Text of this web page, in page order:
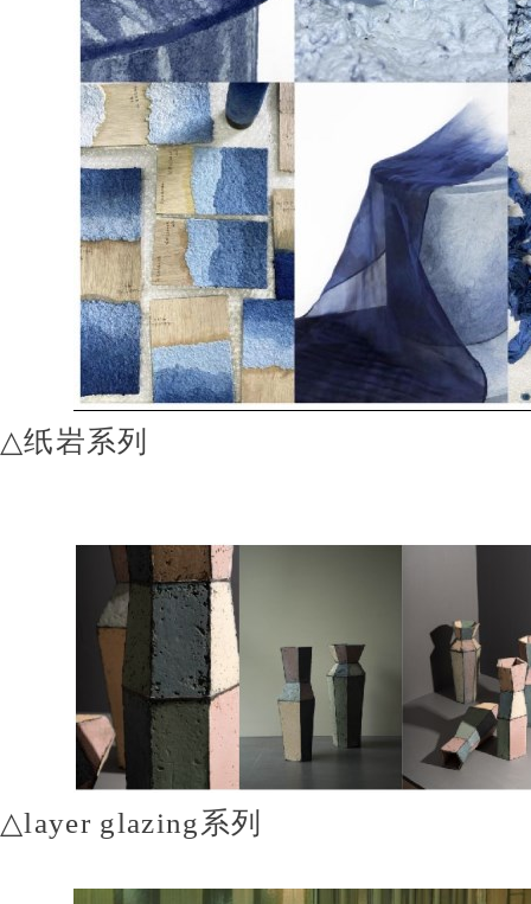
△纸岩系列
△layer glazing 系列